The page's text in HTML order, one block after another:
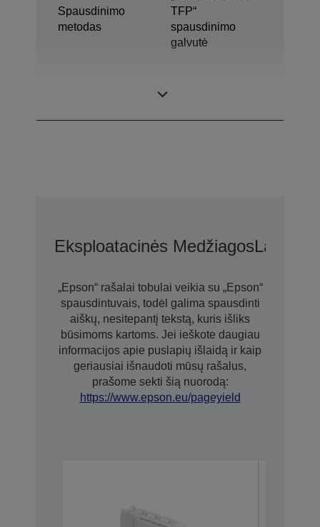
Spausdinimo
metodas
TFP“
spausdinimo
galvutė
Eksploatacinės Medžiagos
„Epson“ rašalai tobulai veikia su „Epson“
spausdintuvais, todėl galima spausdinti
aiškų, nesitepantį tekstą, kuris išliks
būsimoms kartoms. Jei ieškote daugiau
informacijos apie puslapių išlaidą ir kaip
geriausiai išnaudoti mūsų rašalus,
prašome sekti šią nuorodą:
https://www.epson.eu/pageyield